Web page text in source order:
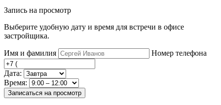
Запись на просмотр
Выберите удобную дату и время для встречи в офисе
застройщика.
Имя и фамилия Номер телефона
Дата:
Время:
Записаться на просмотр